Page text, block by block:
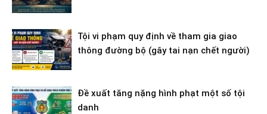
Tội vi phạm quy định về tham gia giao
thông đường bộ (gây tai nạn chết người)
Đề xuất tăng nặng hình phạt một số tội
danh